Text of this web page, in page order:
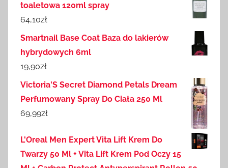
toaletowa 120ml spray
64,10zł
Smartnail Base Coat Baza do lakierów
hybrydowych 6ml
19,90zł
Victoria'S Secret Diamond Petals Dream
Perfumowany Spray Do Ciała 250 Ml
69,99zł
L'Oreal Men Expert Vita Lift Krem Do
Twarzy 50 Ml + Vita Lift Krem Pod Oczy 15